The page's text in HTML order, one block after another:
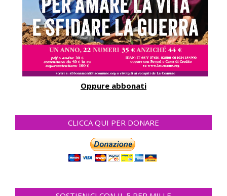
Oppure abbonati
CLICCA QUI PER DONARE